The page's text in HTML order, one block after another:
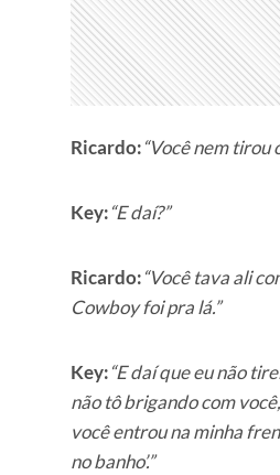
Ricardo:“Você nem tirou
Key:“E daí?”
Ricardo:“Você tava ali
Cowboy foi pra lá.”
Key:“E daí que eu não
não tô brigando com
você entrou na minha
no banho’.”